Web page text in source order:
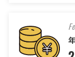
（黒
造の